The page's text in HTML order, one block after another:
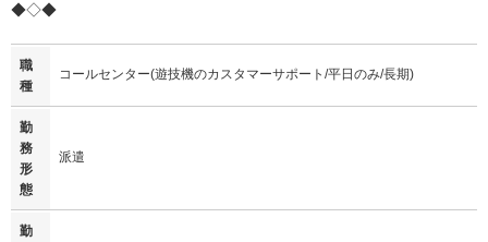
◆◇◆
職
種
コールセンター(遊技機のカスタマーサポート/平日のみ/長期)
勤
務
形
態
派遣
勤